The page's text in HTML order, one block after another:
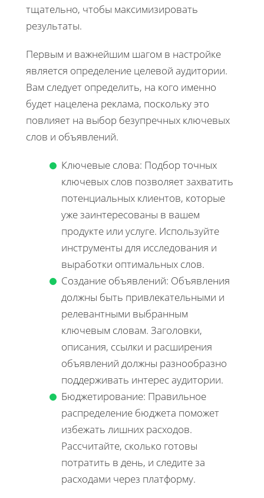
тщательно, чтобы максимизировать
результаты.
Первым и важнейшим шагом в настройке
является определение целевой аудитории.
Вам следует определить, на кого именно
будет нацелена реклама, поскольку это
повлияет на выбор безупречных ключевых
слов и объявлений.
Ключевые слова: Подбор точных
ключевых слов позволяет захватить
потенциальных клиентов, которые
уже заинтересованы в вашем
продукте или услуге. Используйте
инструменты для исследования и
выработки оптимальных слов.
Создание объявлений: Объявления
должны быть привлекательными и
релевантными выбранным
ключевым словам. Заголовки,
описания, ссылки и расширения
объявлений должны разнообразно
поддерживать интерес аудитории.
Бюджетирование: Правильное
распределение бюджета поможет
избежать лишних расходов.
Рассчитайте, сколько готовы
потратить в день, и следите за
расходами через платформу.